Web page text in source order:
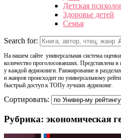
Детская
Здоровье детей
Семья
Search for:
На нашем сайте универсальная система
количество проголосовавших. Представлена
у каждой аудиокниги. Ранжирование в
и жанров происходит по универсальному
быстрый доступ к ТОПу лучших аудиокниг.
Сортировать:
Рубрика: экономическая